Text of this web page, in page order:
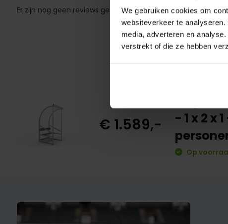
We gebruiken cookies om
websiteverkeer te
media, adverteren en
verstrekt of die ze hebben
Er zijn nog geen reviews geschreven over dit product..
€ 1.589,-
- 1 x 2 x
Op